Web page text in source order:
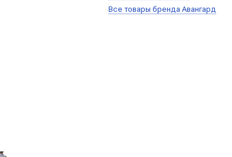
Все товары бренда Авангард